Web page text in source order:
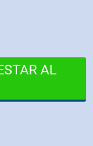
AL